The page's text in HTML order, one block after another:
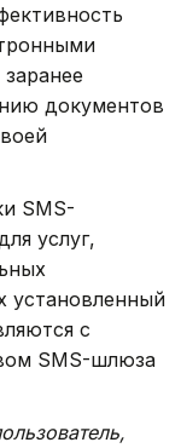
документов
SMS-
услуг,
установленный
с
SMS-шлюза